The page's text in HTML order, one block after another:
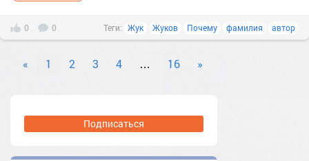
0 0 Теги: Жук Жуков Почему фамилия автор
« 1 2 3 4 … 16 »
Подписаться